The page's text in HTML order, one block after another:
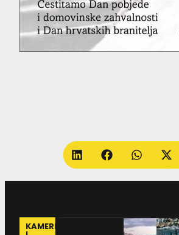
KAMERE